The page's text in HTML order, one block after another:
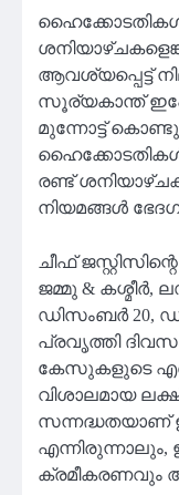
ആവശ്യപ്പെട്ട്
സൂര്യകാന്ത്
മുന്നോട്ട്
രണ്ട്
നിയമങ്ങൾ
ചീഫ്
ജമ്മു & കശ്മീർ,
ഡിസംബർ 20,
പ്രവൃത്തി
കേസുകളുടെ
വിശാലമായ
സന്നദ്ധതയാണ്
ക്രമീകരണവും